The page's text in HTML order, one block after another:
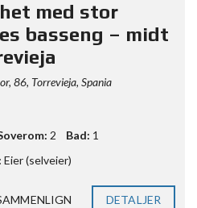
med stor
basseng – midt
86, Torrevieja, Spania
2 Bad: 1
Eier (selveier)
DETALJER